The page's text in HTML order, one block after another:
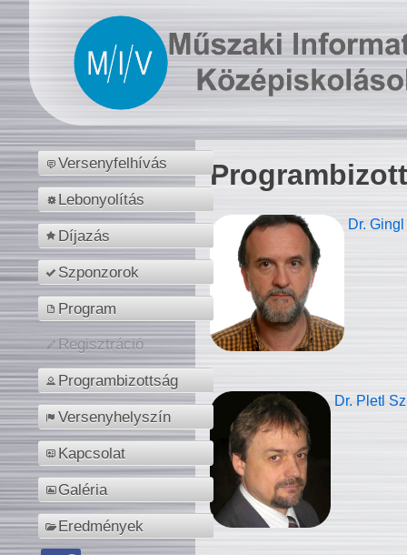
Versenyfelhívás
Lebonyolítás
Díjazás
Szponzorok
Program
Regisztráció
Programbizottság
Versenyhelyszín
Kapcsolat
Galéria
Eredmények
Dr.
Dr. Pletl